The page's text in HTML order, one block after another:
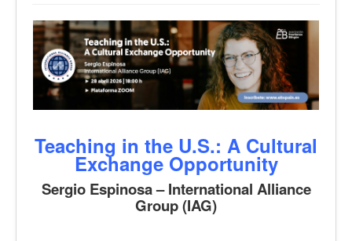
Teaching in the U.S.: A Cultural
Exchange Opportunity
Sergio Espinosa – International Alliance
Group (IAG)